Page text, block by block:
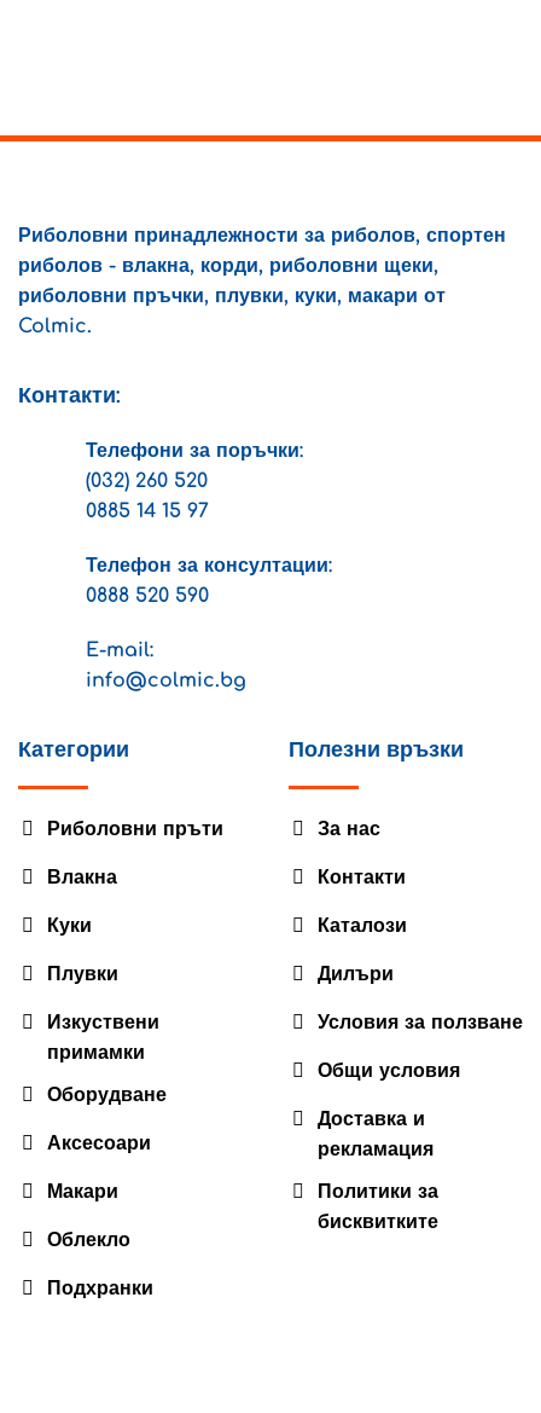
Риболовни принадлежности за риболов, спортен
риболов - влакна, корди, риболовни щеки,
риболовни пръчки, плувки, куки, макари от
Colmic.
Контакти:
Телефони за поръчки:
(032) 260 520
0885 14 15 97
Телефон за консултации:
0888 520 590
E-mail:
info@colmic.bg
Категории
Риболовни пръти
Влакна
Куки
Плувки
Изкуствени
примамки
Оборудване
Аксесоари
Макари
Облекло
Подхранки
Полезни връзки
За нас
Контакти
Каталози
Дилъри
Условия за ползване
Общи условия
Доставка и
рекламация
Политики за
бисквитките